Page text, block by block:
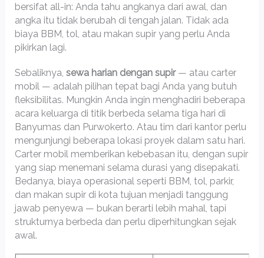
bersifat all-in: Anda tahu angkanya dari awal, dan
angka itu tidak berubah di tengah jalan. Tidak ada
biaya BBM, tol, atau makan supir yang perlu Anda
pikirkan lagi.
Sebaliknya, sewa harian dengan supir— atau carter
mobil — adalah pilihan tepat bagi Anda yang butuh
fleksibilitas. Mungkin Anda ingin menghadiri beberapa
acara keluarga di titik berbeda selama tiga hari di
Banyumas dan Purwokerto. Atau tim dari kantor perlu
mengunjungi beberapa lokasi proyek dalam satu hari.
Carter mobil memberikan kebebasan itu, dengan supir
yang siap menemani selama durasi yang disepakati.
Bedanya, biaya operasional seperti BBM, tol, parkir,
dan makan supir di kota tujuan menjadi tanggung
jawab penyewa — bukan berarti lebih mahal, tapi
strukturnya berbeda dan perlu diperhitungkan sejak
awal.